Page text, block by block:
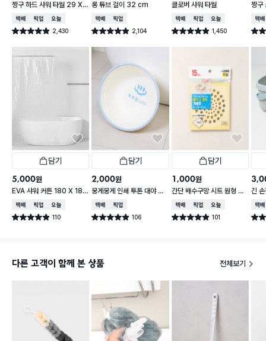
짱구 하드 샤워 타월 29 X
95 cm
택배배송매장픽업오늘배송
별점 4.9점 2,430
건 작성
롱 튜브 걸이 32 cm
택배배송매장픽업
별점 4.9점 2,104
건 작성
클로버 샤워 타월
택배배송매장픽업오늘배송
별점 4.9점 1,450
건 작성
짱구
X
택배
별점
담기
5,000원
EVA 샤워 커튼 180 X 180
cm
택배배송매장픽업오늘배송
별점 4.9점 110
건 작성
담기
2,000원
뭉게뭉게 인쇄 투톤 대야 33
cm
택배배송매장픽업
별점 4.9점 106
건 작성
담기
1,000원
간단 배수구망 시트 원형 중
형 15매입
택배배송매장픽업오늘배송
별점 4.9점 101
건 작성
긴
택배
별점
다른 고객이 함께 본 상품 전체보기